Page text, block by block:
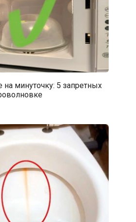
на минуточку: 5 запретных